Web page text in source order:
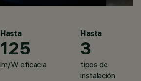
Hasta
125
lm/W eficacia
Hasta
3
tipos de
instalación